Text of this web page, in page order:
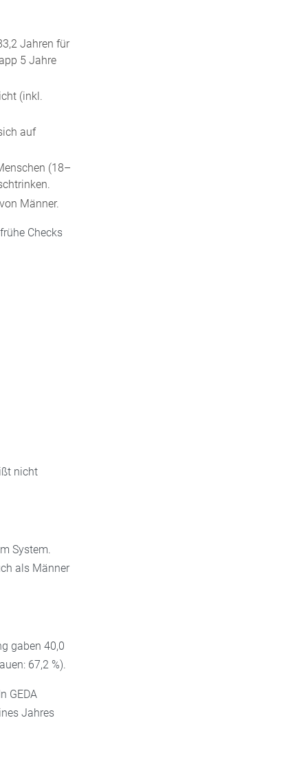
Jahren für
5 Jahre
(inkl.
auf
(18–
Männer.
Checks
nicht
System.
als Männer
gaben 40,0
67,2 %).
GEDA
Jahres